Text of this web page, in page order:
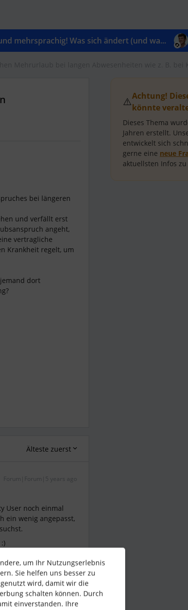
mehrsprachig! Was sich ändert (und wa...
bei längeren
und verfällt erst
angeht,
vertragliche
Krankheit regelt, um
dort
Älteste zuerst
Forum|Forum|5 years ago
User noch einmal
ein wenig angepasst,
⚠️Achtung!
könnte
Dieses Thema
Jahren erstellt.
entwickelt sich
gerne eine neue
aktuellsten Infos
um Ihr Nutzungserlebnis
Sie helfen uns besser zu
wird, damit wir die
schalten können. Durch
einverstanden. Ihre